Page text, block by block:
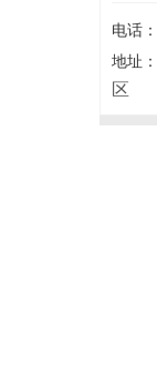
电话：
地址：
区